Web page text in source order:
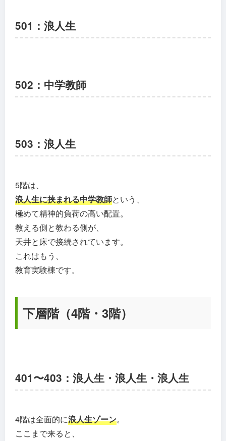
501：浪人生
502：中学教師
503：浪人生
5階は、
浪人生に挟まれる中学教師という、
極めて精神的負荷の高い配置。
教える側と教わる側が、
天井と床で接続されています。
これはもう、
教育実験棟です。
下層階（4階・3階）
401〜403：浪人生・浪人生・浪人生
4階は全面的に浪人生ゾーン。
ここまで来ると、